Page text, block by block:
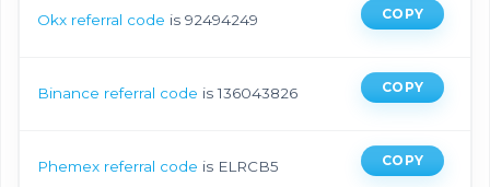
Okx referral code is 92494249 COPY
Binance referral code is 136043826 COPY
Phemex referral code is ELRCB5 COPY